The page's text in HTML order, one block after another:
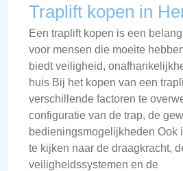
Traplift kopen in
Een traplift kopen is een
voor mensen die moeite
biedt veiligheid,
huis Bij het kopen van een
verschillende factoren te
configuratie van de trap, de
bedieningsmogelijkheden Ook
te kijken naar de draagkracht,
veiligheidssystemen en de